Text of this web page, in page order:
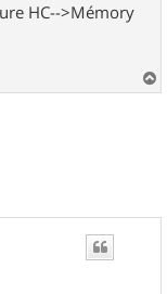
HC-->Mémory
a